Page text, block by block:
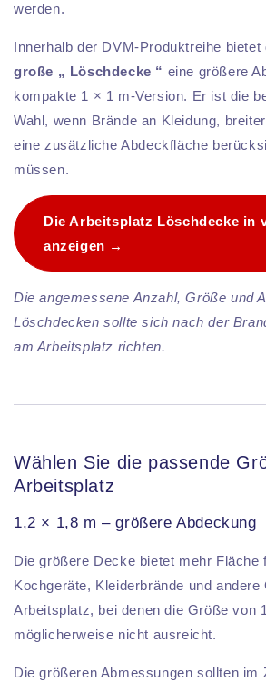
werden.
Innerhalb der DVM-Produktreihe bietet
große „ Löschdecke “ eine größere
kompakte 1 × 1 m-Version. Er ist die
Wahl, wenn Brände an Kleidung,
eine zusätzliche Abdeckfläche
müssen.
Die Arbeitsplatz Löschdecke in
anzeigen →
Die angemessene Anzahl, Größe und
Löschdecken sollte sich nach der
am Arbeitsplatz richten.
Wählen Sie die passende
Arbeitsplatz
1,2 × 1,8 m – größere Abdeckung
Die größere Decke bietet mehr Fläche
Kochgeräte, Kleiderbrände und andere
Arbeitsplatz, bei denen die Größe von
möglicherweise nicht ausreicht.
Die größeren Abmessungen sollten im